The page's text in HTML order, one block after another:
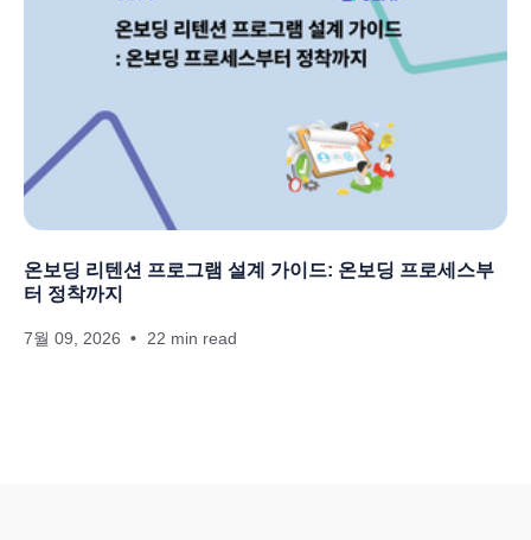
온보딩 리텐션 프로그램 설계 가이드: 온보딩 프로세스부
터 정착까지
7월 09, 2026 22 min read